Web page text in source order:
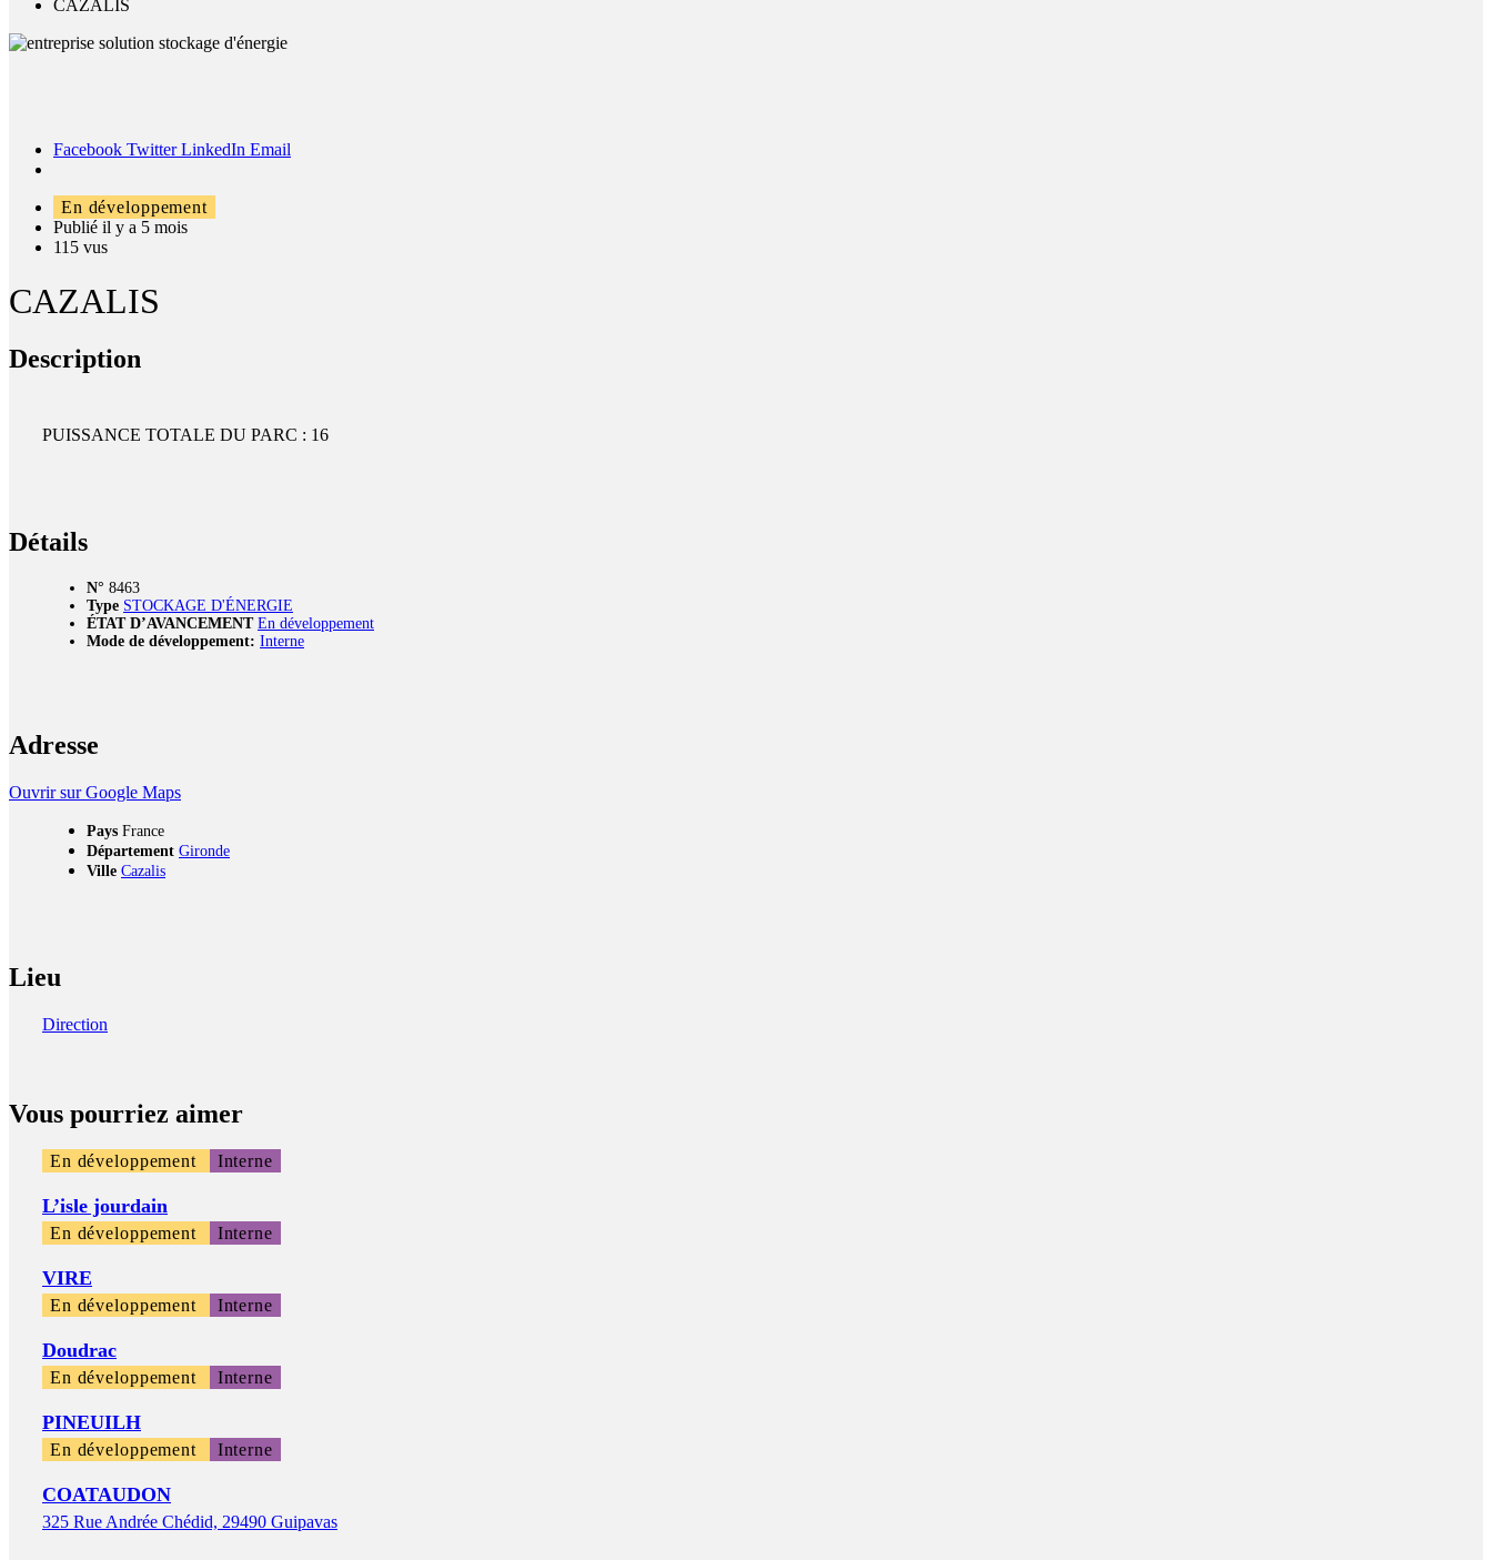
CAZALIS
Facebook Twitter LinkedIn Email
En développement
Publié il y a 5 mois
115 vus
CAZALIS
Description
PUISSANCE TOTALE DU PARC : 16
Détails
N° 8463
Type STOCKAGE D'ÉNERGIE
ÉTAT D’AVANCEMENT En développement
Mode de développement: Interne
Adresse
Ouvrir sur Google Maps
Pays France
Département Gironde
Ville Cazalis
Lieu
Direction
Vous pourriez aimer
En développement Interne
L’isle jourdain
En développement Interne
VIRE
En développement Interne
Doudrac
En développement Interne
PINEUILH
En développement Interne
COATAUDON
325 Rue Andrée Chédid, 29490 Guipavas